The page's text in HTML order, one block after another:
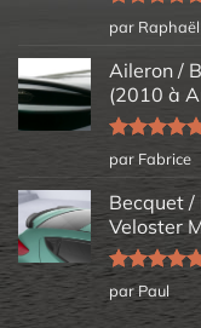
Note5sur
5
par Raphaël
Aileron /
(2010 à
Note5sur
5
par Fabrice
Becquet /
Veloster
Note5sur
5
par Paul